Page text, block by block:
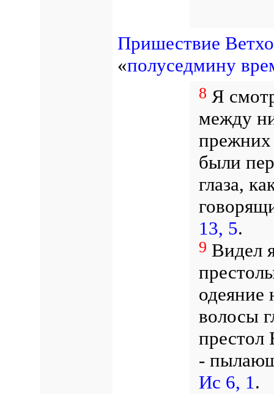
Пришествие
«полуседмину
8 Я
между
прежних
были
глаза,
13, 5.
9 Видел
одеяние
волосы
престол
-
Ис 6, 1.